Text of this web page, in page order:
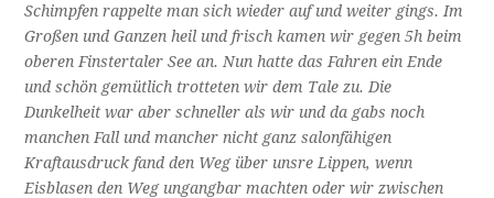
Schimpfen rappelte man sich wieder auf und weiter gings. Im
Großen und Ganzen heil und frisch kamen wir gegen 5h beim
oberen Finstertaler See an. Nun hatte das Fahren ein Ende
und schön gemütlich trotteten wir dem Tale zu. Die
Dunkelheit war aber schneller als wir und da gabs noch
manchen Fall und mancher nicht ganz salonfähigen
Kraftausdruck fand den Weg über unsre Lippen, wenn
Eisblasen den Weg ungangbar machten oder wir zwischen